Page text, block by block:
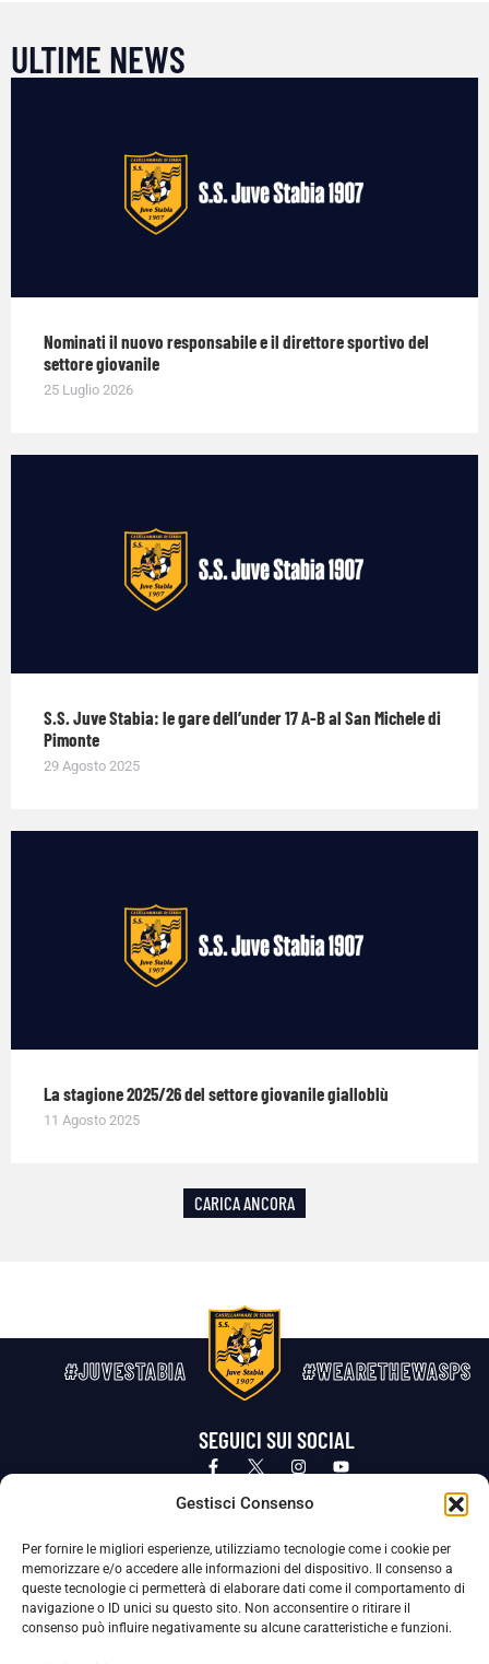
Gestisci Consenso
Per fornire le migliori esperienze, utilizziamo tecnologie come i cookie per
memorizzare e/o accedere alle informazioni del dispositivo. Il consenso a
queste tecnologie ci permetterà di elaborare dati come il comportamento di
navigazione o ID unici su questo sito. Non acconsentire o ritirare il
consenso può influire negativamente su alcune caratteristiche e funzioni.
ULTIME NEWS
Nominati il nuovo responsabile e il direttore sportivo del
settore giovanile
25 Luglio 2026
S.S. Juve Stabia: le gare dell’under 17 A-B al San Michele di
Pimonte
29 Agosto 2025
La stagione 2025/26 del settore giovanile gialloblù
11 Agosto 2025
CARICA ANCORA
#JUVESTABIA #WEARETHEWASPS
SEGUICI SUI SOCIAL
Privacy Policy Cookie Policy
La Società ha nominato il Responsabile della Protezione dei Dati Personali (DPO), figura specializzata che vigila sulle modalità
adottate dalla nostra Società per tutelare i Suoi dati personali.
Per contattare il DPO può scrivere a